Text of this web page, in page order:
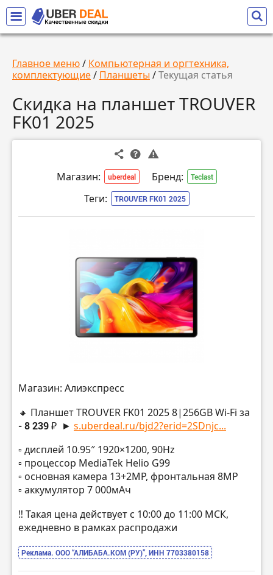
Главное меню/ Компьютерная и оргтехника,
комплектующие/ Планшеты /Текущая статья
Скидка на планшет TROUVER
FK01 2025
Магазин: uberdeal Бренд: Teclast
Теги: TROUVER FK01 2025
Магазин: Алиэкспресс
🔸 Планшет TROUVER FK01 2025 8|256GB Wi-Fi за
- 8 239 ₽ ► s.uberdeal.ru/bjd2?erid=2SDnjc...
▫️ дисплей 10.95″ 1920×1200, 90Hz
▫️ процессор MediaTek Helio G99
▫️ основная камера 13+2MP, фронтальная 8MP
▫️ аккумулятор 7 000мАч
‼️ Такая цена действует с 10:00 до 11:00 МСК,
ежедневно в рамках распродажи
Реклама. ООО “АЛИБАБА.КОМ (РУ)”, ИНН 7703380158